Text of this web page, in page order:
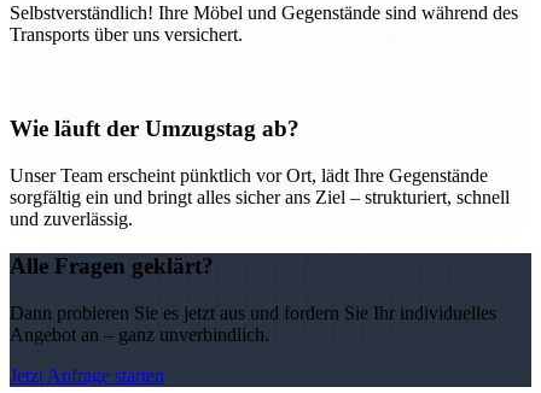
Selbstverständlich! Ihre Möbel und Gegenstände sind während des
Transports über uns versichert.
Wie läuft der Umzugstag ab?
Unser Team erscheint pünktlich vor Ort, lädt Ihre Gegenstände
sorgfältig ein und bringt alles sicher ans Ziel – strukturiert, schnell
und zuverlässig.
Alle Fragen geklärt?
Dann probieren Sie es jetzt aus und fordern Sie Ihr individuelles
Angebot an – ganz unverbindlich.
Jetzt Anfrage starten